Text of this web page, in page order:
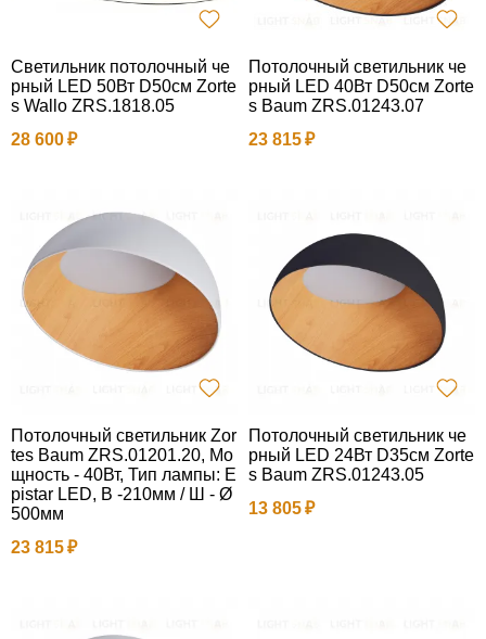
Светильник потолочный че
рный LED 50Вт D50см Zorte
s Wallo ZRS.1818.05
28 600
Потолочный светильник че
рный LED 40Вт D50см Zorte
s Baum ZRS.01243.07
23 815
Потолочный светильник Zor
tes Baum ZRS.01201.20, Мо
щность - 40Вт, Тип лампы: E
pistar LED, В -210мм / Ш - Ø
500мм
23 815
Потолочный светильник че
рный LED 24Вт D35см Zorte
s Baum ZRS.01243.05
13 805